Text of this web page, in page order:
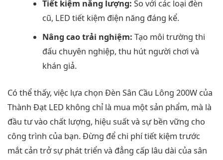
Tiết kiệm năng lượng: So với các loại đèn
cũ, LED tiết kiệm điện năng đáng kể.
Nâng cao trải nghiệm: Tạo môi trường thi
đấu chuyên nghiệp, thu hút người chơi và
khán giả.
Có thể thấy, việc lựa chọn Đèn Sân Cầu Lông 200W của
Thành Đạt LED không chỉ là mua một sản phẩm, mà là
đầu tư vào chất lượng, hiệu suất và sự bền vững cho
công trình của bạn. Đừng để chi phí tiết kiệm trước
mắt cản trở sự phát triển và đẳng cấp lâu dài của sân